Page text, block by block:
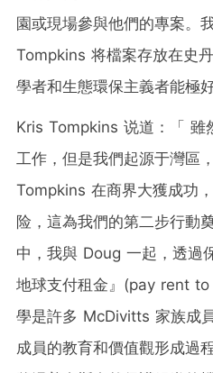
園或現場參與他們的專案。
Tompkins 将檔案存放在史
學者和生態環保主義者能極
Kris Tompkins 说道：「 雖
工作，但是我們起源于灣區
Tompkins 在商界大獲成功
险，這為我們的第二步行動
中，我與 Doug 一起，透過
地球支付租金』(pay rent
學是許多 McDivitts 家族成
成員的教育和價值觀形成過